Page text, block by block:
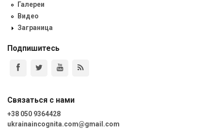
Галереи
Видео
Заграница
Подпишитесь
Связаться с нами
+38 050 9364428
ukrainaincognita.com@gmail.com